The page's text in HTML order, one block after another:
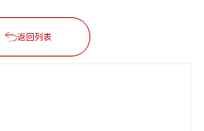
返回列表